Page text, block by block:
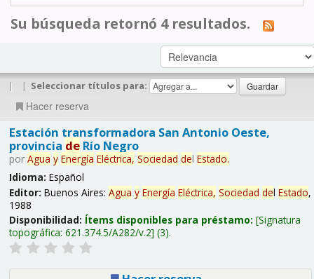
Su búsqueda retornó 4 resultados.
| | Seleccionar títulos para:
Hacer reserva
Estación transformadora San Antonio Oeste,
provincia deRío Negro
por Agua y Energía Eléctrica, Sociedad del Estado.
Idioma: Español
Editor: Buenos Aires: Agua y Energía Eléctrica, Sociedad del Estado,
1988
Disponibilidad: Ítems disponibles para préstamo: Signatura
topográfica: 621.374.5/A282/v.2 (3).